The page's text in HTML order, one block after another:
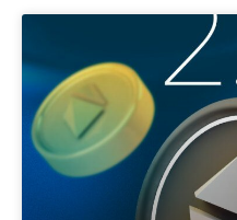
Página